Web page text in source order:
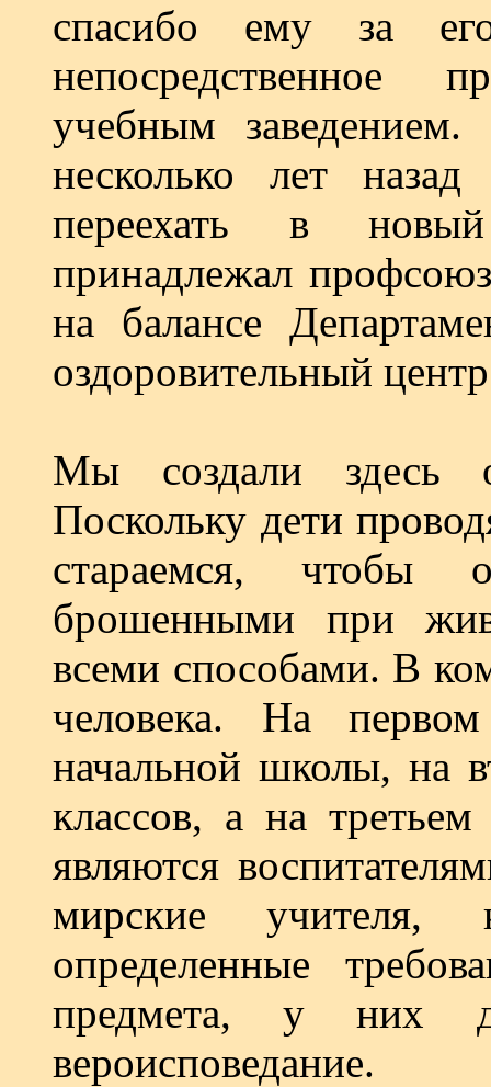
спасибо ему за
непосредственное
учебным
несколько лет
переехать в
принадлежал
на балансе
оздоровительный
Мы создали здесь
Поскольку дети
стараемся, чтобы
брошенными при
всеми способами. В
человека. На
начальной школы, на
классов, а на
являются
мирские учителя,
определенные
предмета, у них
вероисповедание.